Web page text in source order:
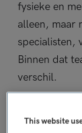
fysieke en
alleen, maar
specialisten,
Binnen dat
verschil.
This website